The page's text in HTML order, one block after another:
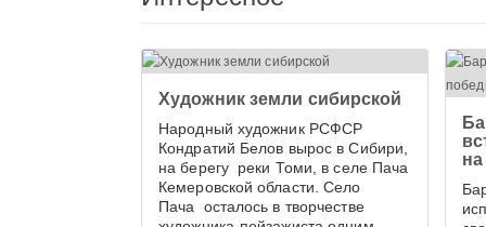
Художник земли сибирской
Народный художник РСФСР
Кондратий Белов вырос в Сибири,
на берегу реки Томи, в селе Пача
Кемеровской области. Село
Пача осталось в творчестве